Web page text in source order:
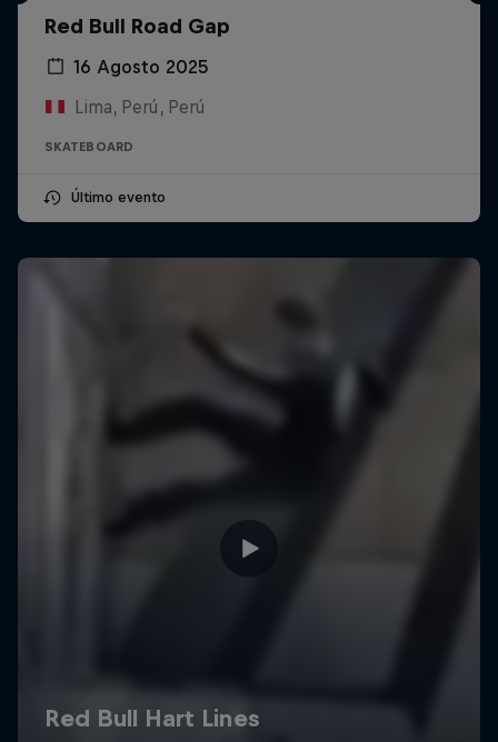
Red Bull Road Gap
16 Agosto 2025
Lima, Perú, Perú
SKATEBOARD
Último evento